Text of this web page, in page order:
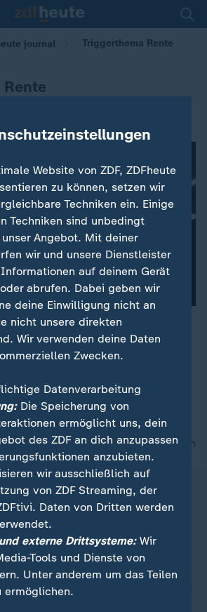
journal Triggerthema Rente
berufen, auf die Palme zu gehen",
Wulf Schmiese in Berlin. Merz
bei Themen, die die SPD
nach oben
Website von ZDF, ZDFheute
zu können, setzen wir
Techniken ein. Einige
Techniken sind unbedingt
Angebot. Mit deiner
wir und unsere Dienstleister
auf deinem Gerät
abrufen. Dabei geben wir
deine Einwilligung nicht an
nicht unsere direkten
Wir verwenden deine Daten
Zwecken.
Datenverarbeitung
Die Speicherung von
ermöglicht uns, dein
des ZDF an dich anzupassen
anzubieten.
wir ausschließlich auf
von ZDF Streaming, der
Daten von Dritten werden
externe Drittsysteme:Wir
Tools und Dienste von
Unter anderem um das Teilen
ermöglichen.